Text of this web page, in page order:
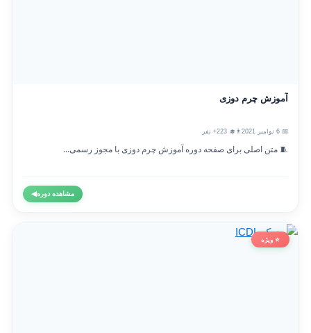
آموزش چرم دوزی
👨‍🎓 223+ نفر
🧵 متن اصلی برای صفحه دوره آموزش چرم دوزی با مجوز رسمی...
مشاهده دوره◀
⭐ ویژه